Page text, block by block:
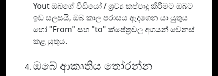
Yout ඔබගේ වීඩියෝ / ශ්‍රව්‍ය කප්පාදු කිරීමට ඔබට
ඉඩ සලසයි, ඔබ කාල පරාසය ඇදගෙන යා යුතුය
හෝ "From" සහ "to" ක්ෂේත්‍රවල අගයන් වෙනස්
කළ යුතුය.
ඔබේ ආකෘතිය තෝරන්න